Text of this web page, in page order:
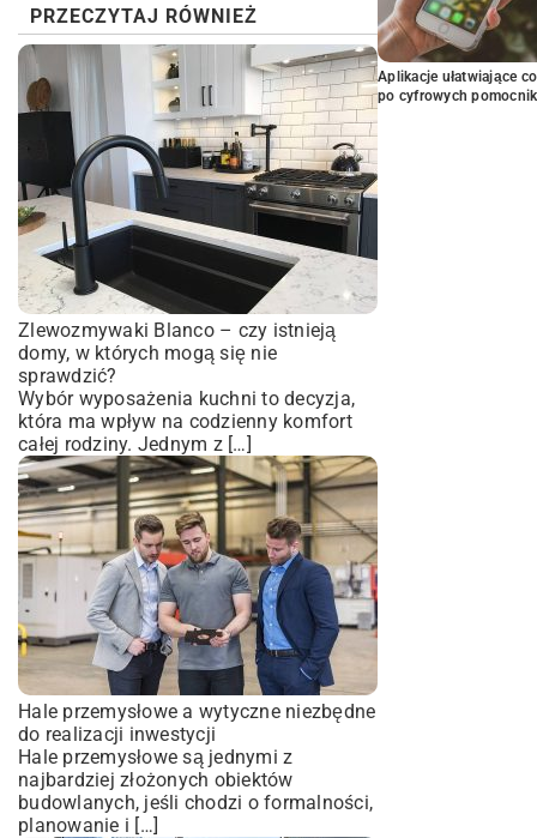
PRZECZYTAJ RÓWNIEŻ
Zlewozmywaki Blanco – czy istnieją
domy, w których mogą się nie
sprawdzić?
Wybór wyposażenia kuchni to decyzja,
która ma wpływ na codzienny komfort
całej rodziny. Jednym z […]
Hale przemysłowe a wytyczne niezbędne
do realizacji inwestycji
Hale przemysłowe są jednymi z
najbardziej złożonych obiektów
budowlanych, jeśli chodzi o formalności,
planowanie i […]
Aplikacje ułatwiające
po cyfrowych